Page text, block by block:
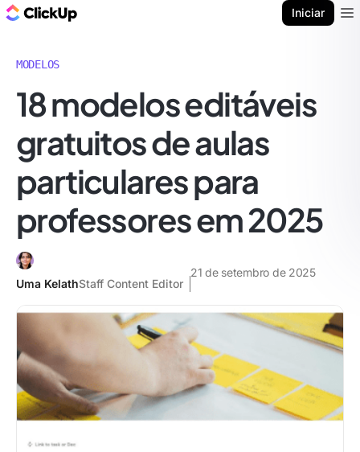
Iniciar
MODELOS
18 modelos editáveis
gratuitos de aulas
particulares para
professores em 2025
Uma KelathStaff Content Editor
21 de setembro de 2025